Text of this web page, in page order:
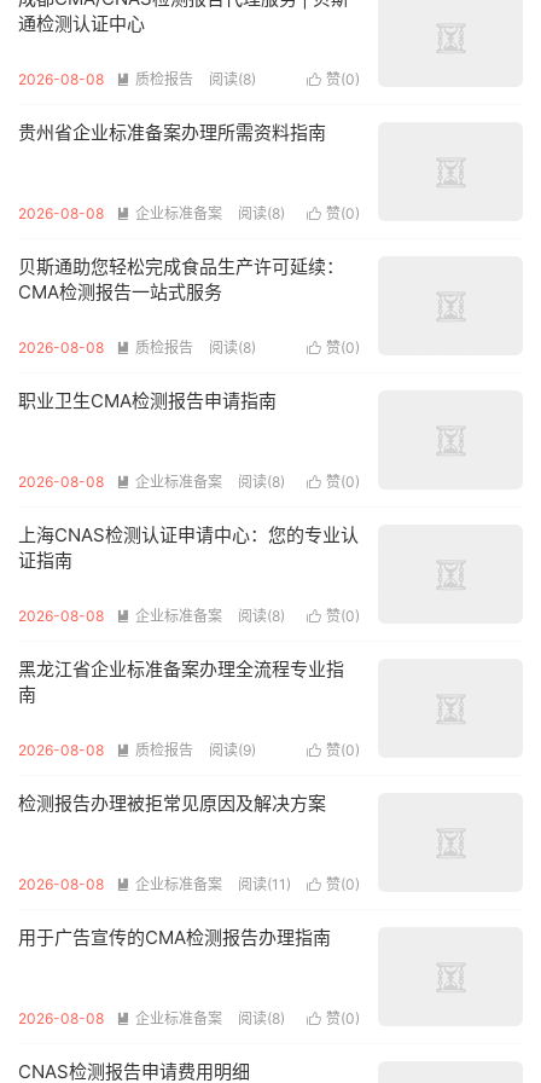
通检测认证中心
 赞(0)
2026-08-08  质检报告 阅读(8)
贵州省企业标准备案办理所需资料指南
 赞(0)
2026-08-08  企业标准备案 阅读(8)
贝斯通助您轻松完成食品生产许可延续：
CMA检测报告一站式服务
 赞(0)
2026-08-08  质检报告 阅读(8)
职业卫生CMA检测报告申请指南
 赞(0)
2026-08-08  企业标准备案 阅读(8)
上海CNAS检测认证申请中心：您的专业认
证指南
 赞(0)
2026-08-08  企业标准备案 阅读(8)
黑龙江省企业标准备案办理全流程专业指
南
 赞(0)
2026-08-08  质检报告 阅读(9)
检测报告办理被拒常见原因及解决方案
 赞(0)
2026-08-08  企业标准备案 阅读(11)
用于广告宣传的CMA检测报告办理指南
 赞(0)
2026-08-08  企业标准备案 阅读(8)
CNAS检测报告申请费用明细